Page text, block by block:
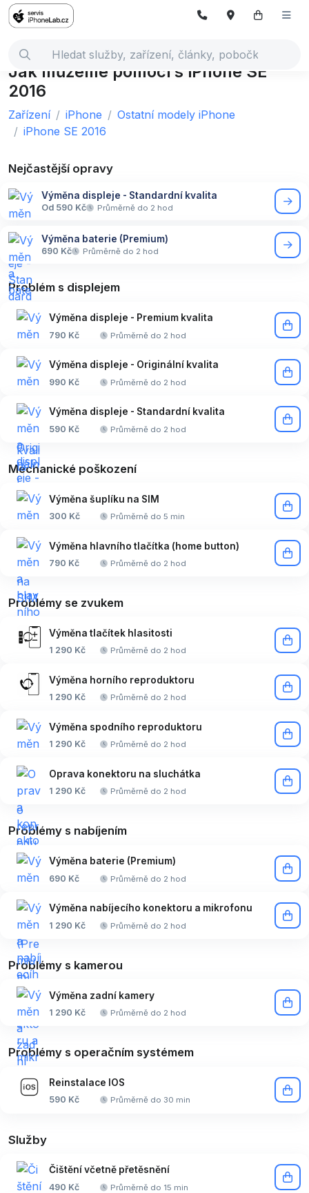
Jak můžeme pomoci s iPhone SE
2016
Zařízení iPhone
Ostatní modely iPhone
iPhone SE 2016
Nejčastější opravy
Výměna displeje - Standardní kvalita
Od 590 Kč Průměrně do 2 hod
Výměna baterie (Premium)
690 Kč Průměrně do 2 hod
Problém s displejem
Výměna displeje - Premium kvalita
790 Kč Průměrně do 2 hod
Výměna displeje - Originální kvalita
990 Kč Průměrně do 2 hod
Výměna displeje - Standardní kvalita
590 Kč Průměrně do 2 hod
Mechanické poškození
Výměna šuplíku na SIM
300 Kč Průměrně do 5 min
Výměna hlavního tlačítka (home button)
790 Kč Průměrně do 2 hod
Problémy se zvukem
Výměna tlačítek hlasitosti
1 290 Kč Průměrně do 2 hod
Výměna horního reproduktoru
1 290 Kč Průměrně do 2 hod
Výměna spodního reproduktoru
1 290 Kč Průměrně do 2 hod
Oprava konektoru na sluchátka
1 290 Kč Průměrně do 2 hod
Problémy s nabíjením
Výměna baterie (Premium)
690 Kč Průměrně do 2 hod
Výměna nabíjecího konektoru a mikrofonu
1 290 Kč Průměrně do 2 hod
Problémy s kamerou
Výměna zadní kamery
1 290 Kč Průměrně do 2 hod
Problémy s operačním systémem
Reinstalace IOS
590 Kč Průměrně do 30 min
Služby
Čištění včetně přetěsnění
490 Kč Průměrně do 15 min